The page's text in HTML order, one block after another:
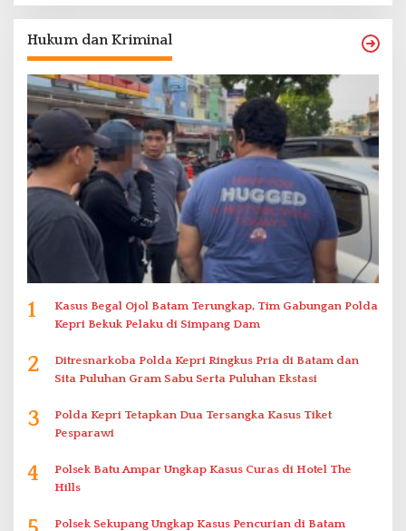
Hukum dan Kriminal
1
Kasus Begal Ojol Batam Terungkap, Tim Gabungan Polda
Kepri Bekuk Pelaku di Simpang Dam
2
Ditresnarkoba Polda Kepri Ringkus Pria di Batam dan
Sita Puluhan Gram Sabu Serta Puluhan Ekstasi
3
Polda Kepri Tetapkan Dua Tersangka Kasus Tiket
Pesparawi
4
Polsek Batu Ampar Ungkap Kasus Curas di Hotel The
Hills
Polsek Sekupang Ungkap Kasus Pencurian di Batam